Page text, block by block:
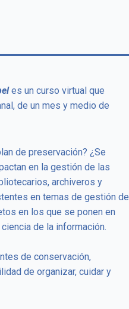
es un curso virtual que
de un mes y medio de
de preservación? ¿Se
en la gestión de las
archiveros y
en temas de gestión de
en los que se ponen en
de la información.
de conservación,
de organizar, cuidar y